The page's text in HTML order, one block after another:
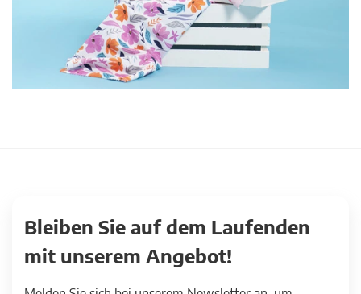
Bleiben Sie auf dem Laufenden
mit unserem Angebot!